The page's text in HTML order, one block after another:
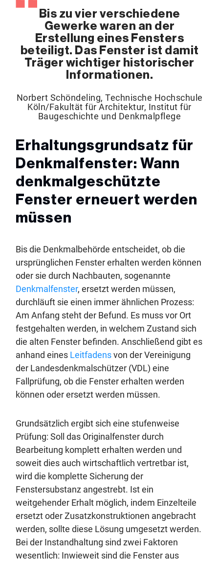
Bis zu vier verschiedene
Gewerke waren an der
Erstellung eines Fensters
beteiligt. Das Fenster ist damit
Träger wichtiger historischer
Informationen.
Norbert Schöndeling, Technische Hochschule
Köln/Fakultät für Architektur, Institut für
Baugeschichte und Denkmalpflege
Erhaltungsgrundsatz für
Denkmalfenster: Wann
denkmalgeschützte
Fenster erneuert werden
müssen
Bis die Denkmalbehörde entscheidet, ob die
ursprünglichen Fenster erhalten werden können
oder sie durch Nachbauten, sogenannte
Denkmalfenster, ersetzt werden müssen,
durchläuft sie einen immer ähnlichen Prozess:
Am Anfang steht der Befund. Es muss vor Ort
festgehalten werden, in welchem Zustand sich
die alten Fenster befinden. Anschließend gibt es
anhand eines Leitfadensvon der Vereinigung
der Landesdenkmalschützer (VDL) eine
Fallprüfung, ob die Fenster erhalten werden
können oder ersetzt werden müssen.
Grundsätzlich ergibt sich eine stufenweise
Prüfung: Soll das Originalfenster durch
Bearbeitung komplett erhalten werden und
soweit dies auch wirtschaftlich vertretbar ist,
wird die komplette Sicherung der
Fenstersubstanz angestrebt. Ist ein
weitgehender Erhalt möglich, indem Einzelteile
ersetzt oder Zusatzkonstruktionen angebracht
werden, sollte diese Lösung umgesetzt werden.
Bei der Instandhaltung sind zwei Faktoren
wesentlich: Inwieweit sind die Fenster aus